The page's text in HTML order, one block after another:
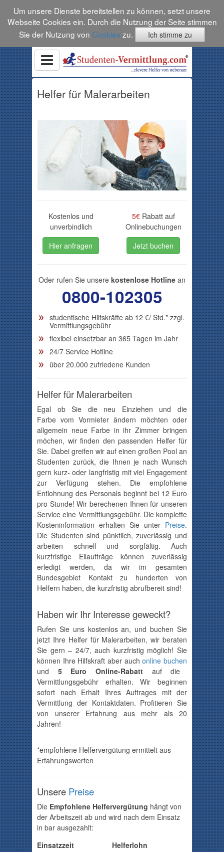
Um unsere Dienste bereitstellen zu können, setzt unsere
Webseite Cookies ein. Durch die Nutzung der Seite stimmen
Sie der Nutzung von Cookies zu. Ich stimme zu
Helfer für Malerarbeiten
Kostenlos und
unverbindlich
5€ Rabatt auf
Onlinebuchungen
Hier anfragen
Jetzt buchen
Oder rufen Sie unsere kostenlose Hotline an
0800-102305
studentische Hilfskräfte ab 12 €/ Std.* zzgl.
Vermittlungsgebühr
flexibel einsetzbar an 365 Tagen im Jahr
24/7 Service Hotline
über 20.000 zufriedene Kunden
Helfer für Malerarbeiten
Egal ob Sie die neu Einziehen und die
Farbe vom Vormieter ändern möchten oder
allgemein neue Farbe in ihr Zimmer bringen
möchen, wir finden den passenden Helfer für
Sie. Dabei greifen wir auf einen großen Pool an
Studenten zurück, die Ihnen je nach Wunsch
gern kurz- oder langfristig mit viel Engagement
zur Verfügung stehen. Die empfohlene
Entlohnung des Personals beginnt bei 12 Euro
pro Stunde! Wir berechenen Ihnen für unseren
Service eine Vermittlungsgebühr. Die komplette
Kosteninformation erhalten Sie unter Preise.
Die Studenten sind pünktlich, zuverlässig und
arbeiten schnell und sorgfältig. Auch
kurzfristige Eilaufträge können zuverlässig
erledigt werden, da wir im gesamten
Bundesgebiet Kontakt zu hunderten von
Helfern haben, die kurzfristig abrufbereit sind!
Haben wir Ihr Interesse geweckt?
Rufen Sie uns kostenlos an, und buchen Sie
jetzt Ihre Helfer für Malerarbeiten, wir beraten
Sie gern – 24/7, auch kurzfristig möglich!Sie
können Ihre Hilfskraft aber auchonline buchen
und
5 Euro Online-Rabatt auf die
Vermittlungsgebühr erhalten.Wir beginnen
sofort nach Erhalt Ihres Auftrages mit der
Vermittlung der Kontaktdaten. Profitieren Sie
von unserer Erfahrung aus mehr als 20
Jahren!
*empfohlene Helfervergütung ermittelt aus
Erfahrungswerten
Unsere Preise
Die Empfohlene Helfervergütung hängt von
der Arbeitszeit ab und wird nach dem Einsatz
in bar ausgezahlt:
Einsatzzeit
Helferlohn